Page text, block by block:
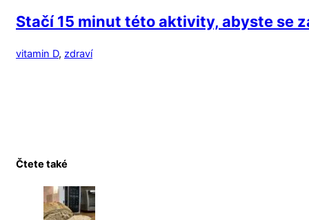
Stačí 15 minut této aktivity, abyste se
vitamin D, zdraví
Čtete také